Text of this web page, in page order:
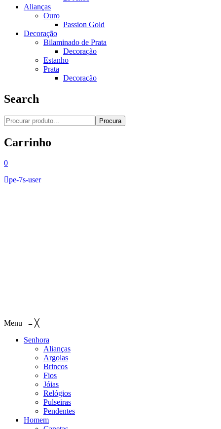
Alianças
Ouro
Passion Gold
Decoração
Bilaminado de Prata
Decoração
Estanho
Prata
Decoração
Search
Procura
Carrinho
0
pe-7s-user
Menu ≡ ╳
Senhora
Alianças
Argolas
Brincos
Fios
Jóias
Relógios
Pulseiras
Pendentes
Homem